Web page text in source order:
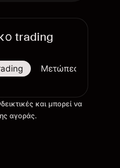
trading
Μετώπες
και μπορεί να
αγοράς.